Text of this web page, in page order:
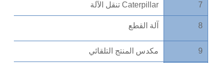
7 Caterpillar تنقل الآلة
8 آلة القطع
9 مكدس المنتج التلقائي